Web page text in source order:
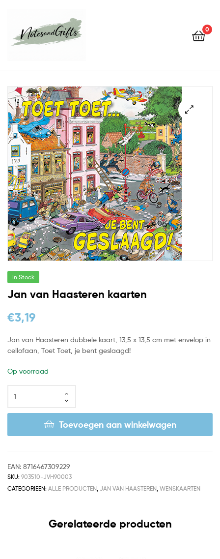
0
In Stock
Jan van Haasteren kaarten
€3,19
Jan van Haasteren dubbele kaart, 13,5 x 13,5 cm met envelop in
cellofaan, Toet Toet, je bent geslaagd!
Op voorraad
Toevoegen aan winkelwagen
EAN: 8716467309229
SKU: 903510-JVH90003
CATEGORIEËN: ALLE PRODUCTEN JAN VAN HAASTEREN WENSKAARTEN
Gerelateerde producten